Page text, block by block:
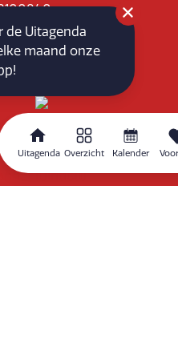
Uitagenda Overzicht Kalender
de Uitagenda
maand onze